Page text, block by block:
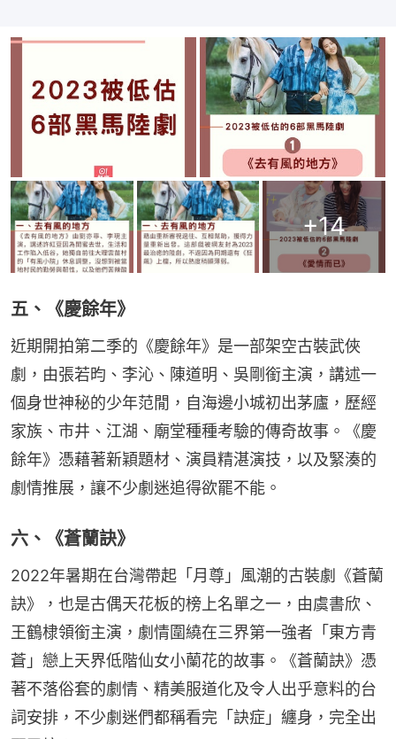
+14
五、《慶餘年》
近期開拍第二季的《慶餘年》是一部架空古裝武俠
劇，由張若昀、李沁、陳道明、吳剛銜主演，講述一
個身世神秘的少年范閒，自海邊小城初出茅廬，歷經
家族、市井、江湖、廟堂種種考驗的傳奇故事。《慶
餘年》憑藉著新穎題材、演員精湛演技，以及緊湊的
劇情推展，讓不少劇迷追得欲罷不能。
六、《蒼蘭訣》
2022年暑期在台灣帶起「月尊」風潮的古裝劇《蒼蘭
訣》，也是古偶天花板的榜上名單之一，由虞書欣、
王鶴棣領銜主演，劇情圍繞在三界第一強者「東方青
蒼」戀上天界低階仙女小蘭花的故事。《蒼蘭訣》憑
著不落俗套的劇情、精美服道化及令人出乎意料的台
詞安排，不少劇迷們都稱看完「訣症」纏身，完全出